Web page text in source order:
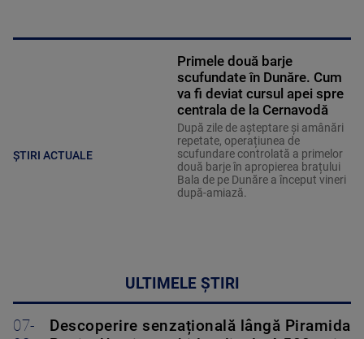
ȘTIRI ACTUALE
Primele două barje
scufundate în Dunăre. Cum
va fi deviat cursul apei spre
centrala de la Cernavodă
După zile de așteptare și amânări
repetate, operațiunea de
scufundare controlată a primelor
două barje în apropierea brațului
Bala de pe Dunăre a început vineri
după-amiază.
ULTIMELE ȘTIRI
07-
Descoperire senzațională lângă Piramida